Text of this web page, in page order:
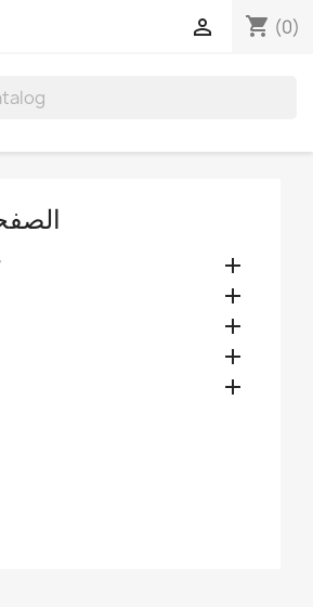
shopping_cart (0)





